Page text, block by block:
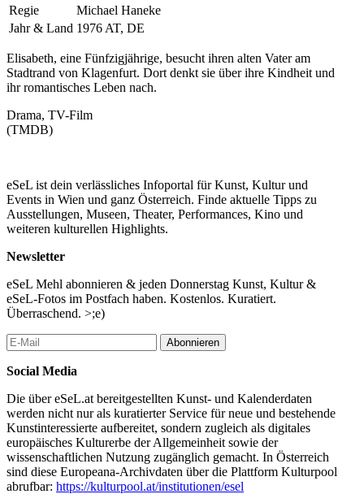
Regie
Michael Haneke
Jahr & Land 1976 AT, DE
Elisabeth, eine Fünfzigjährige, besucht ihren alten Vater am
Stadtrand von Klagenfurt. Dort denkt sie über ihre Kindheit und
ihr romantisches Leben nach.
Drama, TV-Film
(TMDB)
eSeL ist dein verlässliches Infoportal für Kunst, Kultur und
Events in Wien und ganz Österreich. Finde aktuelle Tipps zu
Ausstellungen, Museen, Theater, Performances, Kino und
weiteren kulturellen Highlights.
Newsletter
eSeL Mehl abonnieren & jeden Donnerstag Kunst, Kultur &
eSeL-Fotos im Postfach haben. Kostenlos. Kuratiert.
Überraschend. >;e)
Abonnieren
Social Media
Die über eSeL.at bereitgestellten Kunst- und Kalenderdaten
werden nicht nur als kuratierter Service für neue und bestehende
Kunstinteressierte aufbereitet, sondern zugleich als digitales
europäisches Kulturerbe der Allgemeinheit sowie der
wissenschaftlichen Nutzung zugänglich gemacht. In Österreich
sind diese Europeana-Archivdaten über die Plattform Kulturpool
abrufbar: https://kulturpool.at/institutionen/esel